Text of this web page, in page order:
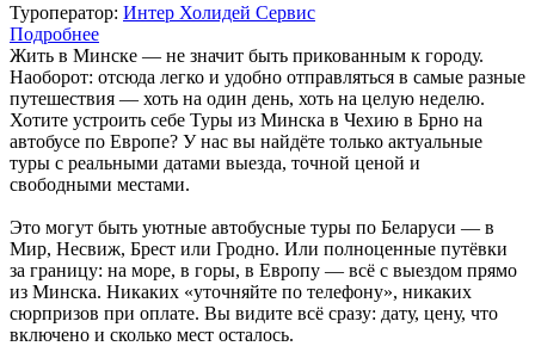
Туроператор: Интер Холидей Сервис
Подробнее
Жить в Минске — не значит быть прикованным к городу.
Наоборот: отсюда легко и удобно отправляться в самые разные
путешествия — хоть на один день, хоть на целую неделю.
Хотите устроить себе Туры из Минска в Чехию в Брно на
автобусе по Европе? У нас вы найдёте только актуальные
туры с реальными датами выезда, точной ценой и
свободными местами.
Это могут быть уютные автобусные туры по Беларуси — в
Мир, Несвиж, Брест или Гродно. Или полноценные путёвки
за границу: на море, в горы, в Европу — всё с выездом прямо
из Минска. Никаких «уточняйте по телефону», никаких
сюрпризов при оплате. Вы видите всё сразу: дату, цену, что
включено и сколько мест осталось.